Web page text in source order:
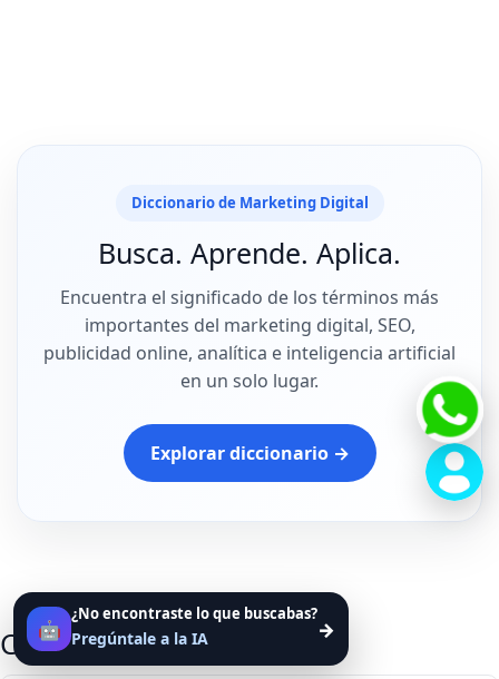
🤖
¿No encontraste lo que buscabas?
Pregúntale a la IA →
Diccionario de Marketing Digital
Busca. Aprende. Aplica.
Encuentra el significado de los términos más
importantes del marketing digital, SEO,
publicidad online, analítica e inteligencia artificial
en un solo lugar.
Explorar diccionario →
Categorías